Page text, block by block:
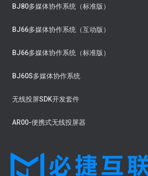
BJ80多媒体协作系统（标准版）
BJ66多媒体协作系统（互动版）
BJ66多媒体协作系统（标准版）
BJ60S多媒体协作系统
无线投屏SDK开发套件
AR00-便携式无线投屏器